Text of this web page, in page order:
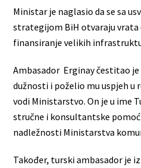
Ministar je naglasio da se sa
strategijom BiH otvaraju vrata
finansiranje velikih
Ambasador Erginay čestitao
dužnosti i poželio mu uspjeh u
vodi Ministarstvo. On je u ime
stručne i konsultantske
nadležnosti Ministarstva
Također, turski ambasador je